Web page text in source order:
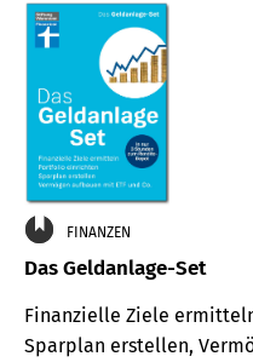
FINANZEN
Das Geldanlage-Set
Finanzielle Ziele
Sparplan erstellen,